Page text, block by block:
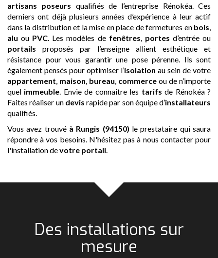
artisans poseurs qualifiés de l’entreprise Rénokéa. Ces
derniers ont déjà plusieurs années d’expérience à leur actif
dans la distribution et la mise en place de fermetures en bois
alu ou PVC . Les modèles de fenêtres portes d’entrée ou
portails proposés par l’enseigne allient esthétique et
résistance pour vous garantir une pose pérenne. Ils sont
également pensés pour optimiser l’isolation au sein de votre
appartement maison bureau commerce ou de n’importe
quel immeuble . Envie de connaître les tarifs de Rénokéa ?
Faites réaliser un devis rapide par son équipe d’installateurs
qualifiés.
Vous avez trouvé à Rungis (94150) le prestataire qui saura
répondre à vos besoins. N'hésitez pas à nous contacter pour
l'installation devotre portail
Des installations sur
mesure